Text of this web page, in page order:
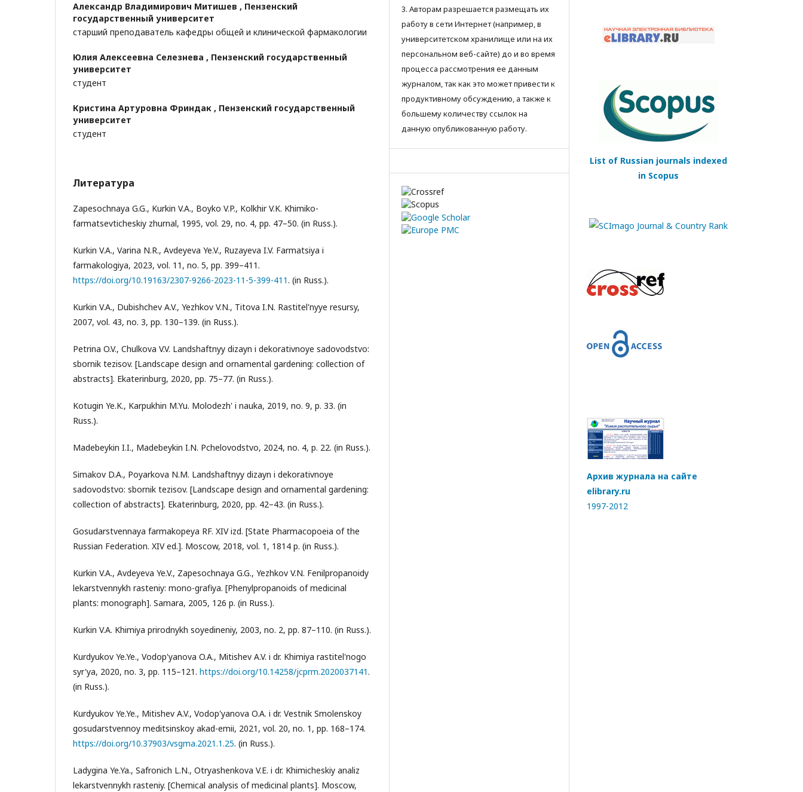
Александр Владимирович Митишев , Пензенский
государственный университет
старший преподаватель кафедры общей и клинической фармакологии
Юлия Алексеевна Селезнева , Пензенский государственный
университет
студент
Кристина Артуровна Фриндак , Пензенский государственный
университет
студент
Литература
Zapesochnaya G.G., Kurkin V.A., Boyko V.P., Kolkhir V.K. Khimiko-
farmatsevticheskiy zhurnal, 1995, vol. 29, no. 4, pp. 47–50. (in Russ.).
Kurkin V.A., Varina N.R., Avdeyeva Ye.V., Ruzayeva I.V. Farmatsiya i
farmakologiya, 2023, vol. 11, no. 5, pp. 399–411.
https://doi.org/10.19163/2307-9266-2023-11-5-399-411. (in Russ.).
Kurkin V.A., Dubishchev A.V., Yezhkov V.N., Titova I.N. Rastitel'nyye resursy,
2007, vol. 43, no. 3, pp. 130–139. (in Russ.).
Petrina O.V., Chulkova V.V. Landshaftnyy dizayn i dekorativnoye sadovodstvo:
sbornik tezisov. [Landscape design and ornamental gardening: collection of
abstracts]. Ekaterinburg, 2020, pp. 75–77. (in Russ.).
Kotugin Ye.K., Karpukhin M.Yu. Molodezh' i nauka, 2019, no. 9, p. 33. (in
Russ.).
Madebeykin I.I., Madebeykin I.N. Pchelovodstvo, 2024, no. 4, p. 22. (in Russ.).
Simakov D.A., Poyarkova N.M. Landshaftnyy dizayn i dekorativnoye
sadovodstvo: sbornik tezisov. [Landscape design and ornamental gardening:
collection of abstracts]. Ekaterinburg, 2020, pp. 42–43. (in Russ.).
Gosudarstvennaya farmakopeya RF. XIV izd. [State Pharmacopoeia of the
Russian Federation. XIV ed.]. Moscow, 2018, vol. 1, 1814 p. (in Russ.).
Kurkin V.A., Avdeyeva Ye.V., Zapesochnaya G.G., Yezhkov V.N. Fenilpropanoidy
lekarstvennykh rasteniy: mono-grafiya. [Phenylpropanoids of medicinal
plants: monograph]. Samara, 2005, 126 p. (in Russ.).
Kurkin V.A. Khimiya prirodnykh soyedineniy, 2003, no. 2, pp. 87–110. (in Russ.).
Kurdyukov Ye.Ye., Vodop'yanova O.A., Mitishev A.V. i dr. Khimiya rastitel'nogo
syr'ya, 2020, no. 3, pp. 115–121. https://doi.org/10.14258/jcprm.2020037141.
(in Russ.).
Kurdyukov Ye.Ye., Mitishev A.V., Vodop'yanova O.A. i dr. Vestnik Smolenskoy
gosudarstvennoy meditsinskoy akad-emii, 2021, vol. 20, no. 1, pp. 168–174.
https://doi.org/10.37903/vsgma.2021.1.25. (in Russ.).
Ladygina Ye.Ya., Safronich L.N., Otryashenkova V.E. i dr. Khimicheskiy analiz
lekarstvennykh rasteniy. [Chemical analysis of medicinal plants]. Moscow,
3. Авторам разрешается размещать их
работу в сети Интернет (например, в
университетском хранилище или на их
персональном веб-сайте) до и во время
процесса рассмотрения ее данным
журналом, так как это может привести к
продуктивному обсуждению, а также к
большему количеству ссылок на
данную опубликованную работу.
List of Russian journals indexed
in Scopus
Архив журнала на сайте
elibrary.ru
1997-2012